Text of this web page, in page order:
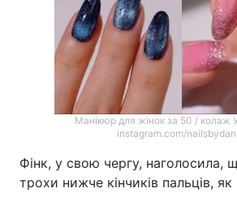
Манікюр для жінок за 50 / колаж
instagram.com/
Фінк, у свою чергу, наголосила,
трохи нижче кінчиків пальців,